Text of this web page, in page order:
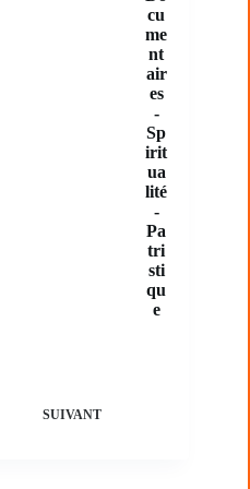
cu
me
nt
air
es
-
Sp
irit
ua
lité
-
Pa
tri
sti
qu
e
SUIVANT